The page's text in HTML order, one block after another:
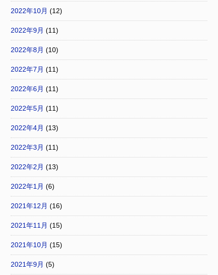
2022年10月 (12)
2022年9月 (11)
2022年8月 (10)
2022年7月 (11)
2022年6月 (11)
2022年5月 (11)
2022年4月 (13)
2022年3月 (11)
2022年2月 (13)
2022年1月 (6)
2021年12月 (16)
2021年11月 (15)
2021年10月 (15)
2021年9月 (5)